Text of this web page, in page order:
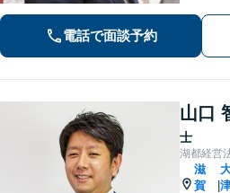
電話で面談予約
山口
士
湖都経営
滋
賀